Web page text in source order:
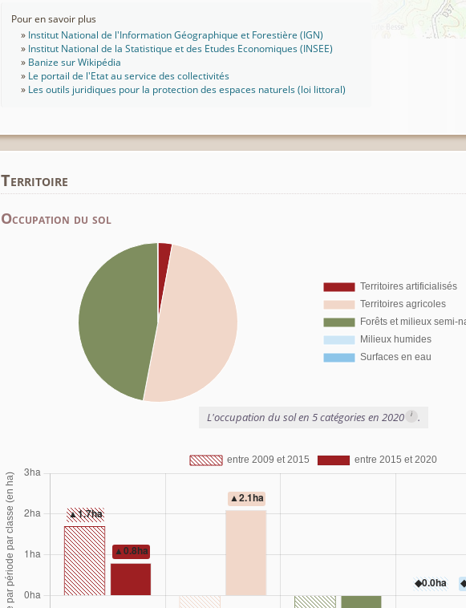
Pour en savoir plus
Institut National de l'Information Géographique et Forestière (IGN)
Institut National de la Statistique et des Etudes Economiques (INSEE)
Banize sur Wikipédia
Le portail de l'Etat au service des collectivités
Les outils juridiques pour la protection des espaces naturels (loi littoral)
Territoire
Occupation du sol
L'occupation du sol en 5 catégories en 2020 i .